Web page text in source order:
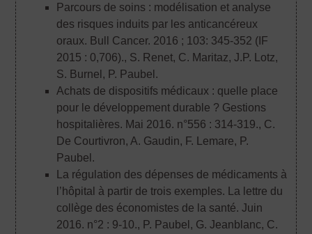
Parcours de soins : modélisation et analyse
des risques induits par les anticancéreux
oraux. Bull Cancer. 2016 ; 103: 345-352 (IF
2015 : 0,706)., S. Renet, C. Maritaz, J.P. Lotz,
S. Burnel, P. Paubel.
Achats de dispositifs médicaux : quelle place
pour le développement durable ? Gestions
hospitalières. Mai 2016. n°556 : 314-319., C.
De Courtivron, A. Gaudin, F. Lemare, P.
Paubel.
La régulation des dépenses de médicaments à
l’hôpital à partir de trois exemples. La lettre du
collège des économistes de la santé. Juin
2016. n°2 : 9-10., P. Paubel, G. Jeanblanc, C.